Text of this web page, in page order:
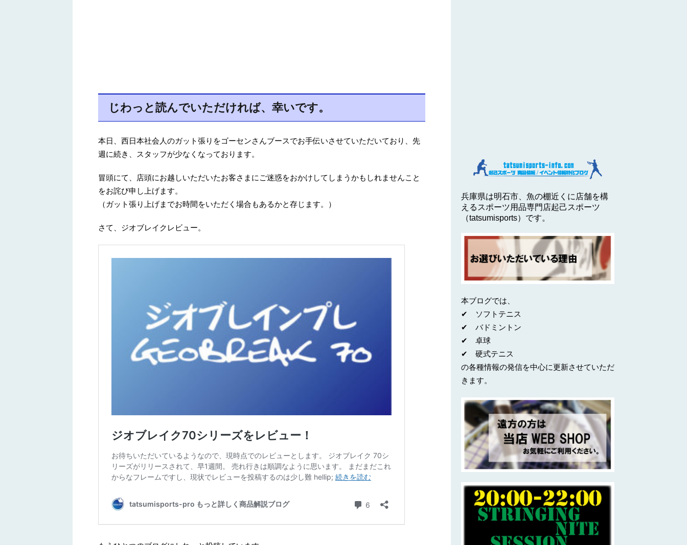
じわっと読んでいただければ、幸いです。
本日、西日本社会人のガット張りをゴーセンさんブースでお手伝いさせていただいており、先
週に続き、スタッフが少なくなっております。
冒頭にて、店頭にお越しいただいたお客さまにご迷惑をおかけしてしまうかもしれませんこと
をお詫び申し上げます。
（ガット張り上げまでお時間をいただく場合もあるかと存じます。）
さて、ジオブレイクレビュー。
兵庫県は明石市、魚の棚近くに店舗を構
えるスポーツ用品専門店起己スポーツ
（tatsumisports）です。
本ブログでは、
✔ ソフトテニス
✔ バドミントン
✔ 卓球
✔ 硬式テニス
の各種情報の発信を中心に更新させていただ
きます。